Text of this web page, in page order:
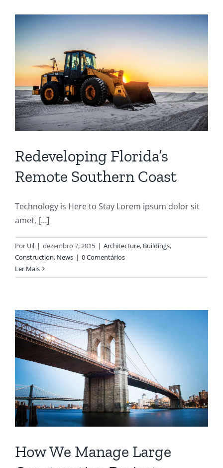
Redeveloping Florida’s
Remote Southern Coast
Technology is Here to Stay Lorem ipsum dolor sit
amet, [...]
Por Uil | dezembro 7, 2015 | Architecture, Buildings,
Construction, News | 0 Comentários
Ler Mais
How We Manage Large